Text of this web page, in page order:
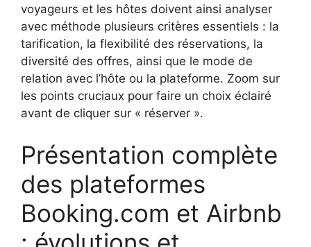
voyageurs et les hôtes doivent ainsi analyser
avec méthode plusieurs critères essentiels : la
tarification, la flexibilité des réservations, la
diversité des offres, ainsi que le mode de
relation avec l’hôte ou la plateforme. Zoom sur
les points cruciaux pour faire un choix éclairé
avant de cliquer sur « réserver ».
Présentation complète
des plateformes
Booking.com et Airbnb